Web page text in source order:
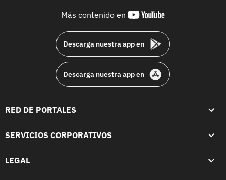
Más contenido en
youtube-
Descarga nuestra app en
Descarga nuestra app en
RED DE PORTALES
SERVICIOS CORPORATIVOS
LEGAL